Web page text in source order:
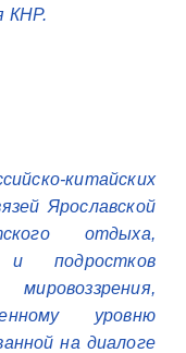
КНР.
китайских
Ярославской
отдыха,
подростков
уровню
на диалоге